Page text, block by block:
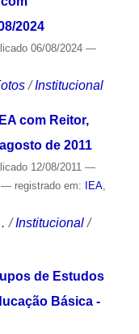
2024
06/08/2024 —
/Institucional
com Reitor,
de 2011
12/08/2011 —
— registrado em: IEA,
/Institucional /
de Estudos
Básica -